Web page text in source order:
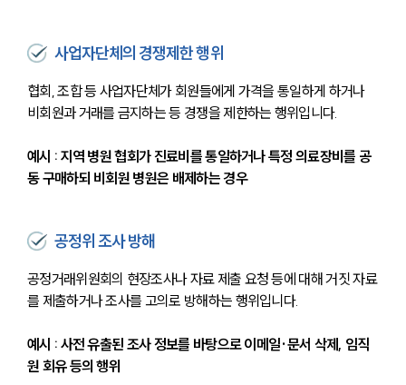
사업자단체의 경쟁제한 행위
협회, 조합 등 사업자단체가 회원들에게 가격을 통일하게 하거나
비회원과 거래를 금지하는 등 경쟁을 제한하는 행위입니다.
예시 : 지역 병원 협회가 진료비를 통일하거나 특정 의료장비를 공
동 구매하되 비회원 병원은 배제하는 경우
공정위 조사 방해
공정거래위원회의 현장조사나 자료 제출 요청 등에 대해 거짓 자료
를 제출하거나 조사를 고의로 방해하는 행위입니다.
예시 : 사전 유출된 조사 정보를 바탕으로 이메일·문서 삭제, 임직
원 회유 등의 행위